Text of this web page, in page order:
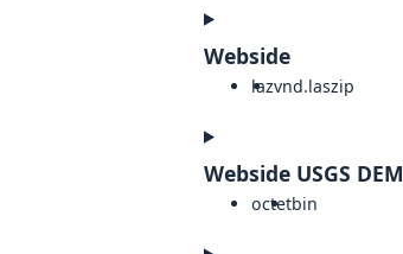
Webside
lazvnd.laszip
Webside USGS DEM
octetbin